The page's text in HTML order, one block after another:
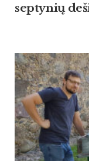
septynių